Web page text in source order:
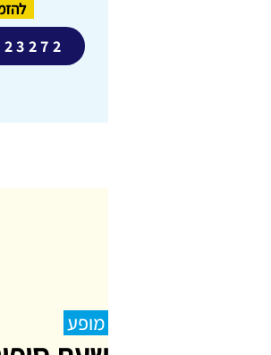
מופע